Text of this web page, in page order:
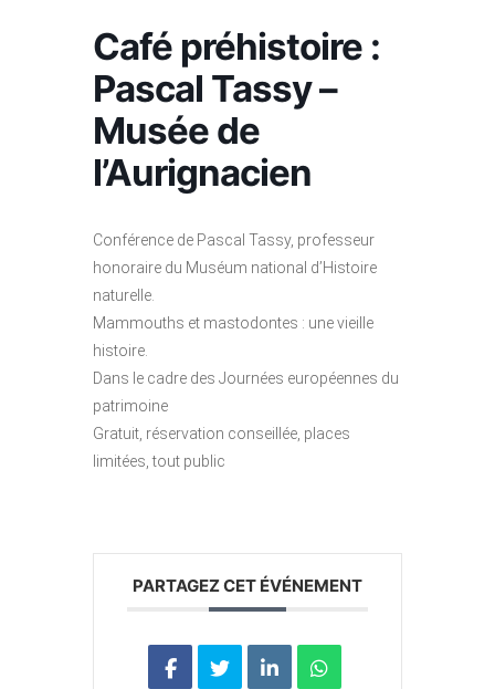
Café préhistoire :
Pascal Tassy –
Musée de
l’Aurignacien
Conférence de Pascal Tassy, professeur
honoraire du Muséum national d’Histoire
naturelle.
Mammouths et mastodontes : une vieille
histoire.
Dans le cadre des Journées européennes du
patrimoine
Gratuit, réservation conseillée, places
limitées, tout public
PARTAGEZ CET ÉVÉNEMENT